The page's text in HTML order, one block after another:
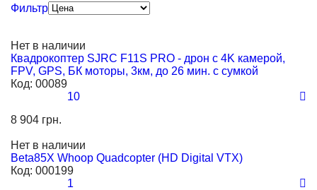
С FPV
С барометром
С видеокамерой
С очками
С кейсом
Фильтр
Нет в наличии
Квадрокоптер SJRC F11S PRO - дрон c 4K камерой,
FPV, GPS, БК моторы, 3км, до 26 мин. с сумкой
Код: 00089
10
8 904 грн.
Нет в наличии
Beta85X Whoop Quadcopter (HD Digital VTX)
Код: 000199
1